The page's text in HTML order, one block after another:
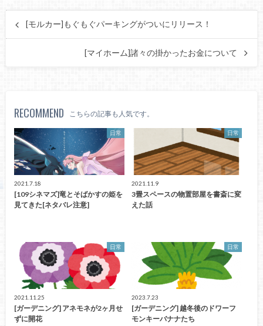
[モルカー]もぐもぐパーキングがついにリリース！
[マイホーム]諸々の掛かったお金について
RECOMMEND こちらの記事も人気です。
日常
2021.7.18
[109シネマズ]竜とそばかすの姫を
見てきた[ネタバレ注意]
日常
2021.11.9
3畳スペースの物置部屋を書斎に変
えた話
日常
2021.11.25
[ガーデニング] アネモネが2ヶ月せ
ずに開花
日常
2023.7.23
[ガーデニング] 越冬後のドワーフ
モンキーバナナたち